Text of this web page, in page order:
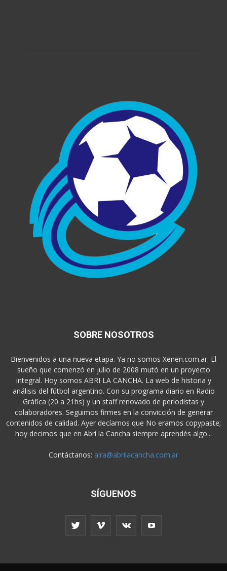
SOBRE NOSOTROS
Bienvenidos a una nueva etapa. Ya no somos Xenen.com.ar. El
sueño que comenzó en julio de 2008 mutó en un proyecto
integral. Hoy somos ABRI LA CANCHA. La web de historia y
análisis del fútbol argentino. Con su programa diario en Radio
Gráfica (20 a 21hs) y un staff renovado de periodistas y
colaboradores. Seguimos firmes en la convicción de generar
contenidos de calidad. Ayer decíamos que No eramos copypaste;
hoy decimos que en Abrí la Cancha siempre aprendés algo...
Contáctanos: aira@abrilacancha.com.ar
SÍGUENOS